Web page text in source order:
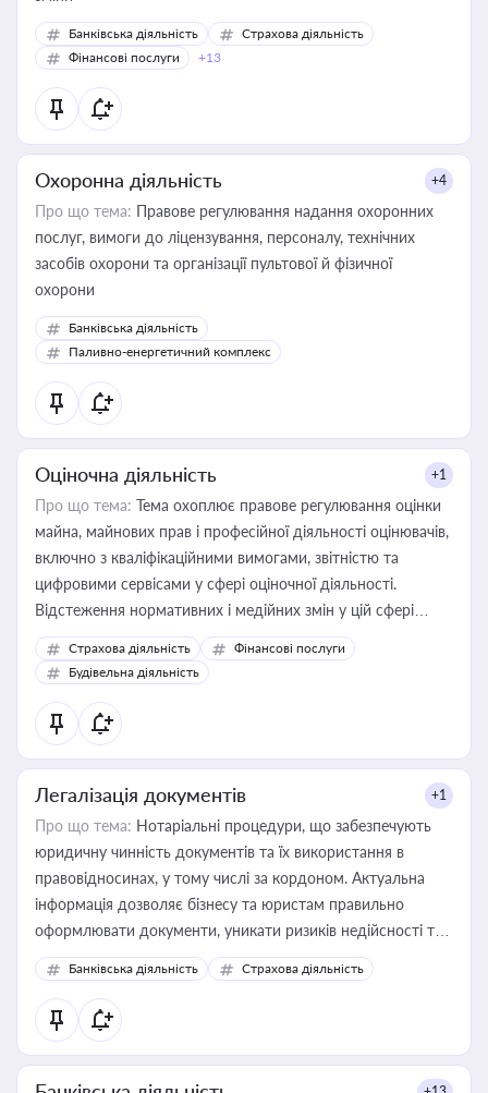
Банківська діяльність
Страхова діяльність
Фінансові послуги
+13
Охоронна діяльність +4
Про що тема: Правове регулювання надання охоронних
послуг, вимоги до ліцензування, персоналу, технічних
засобів охорони та організації пультової й фізичної
охорони
Банківська діяльність
Паливно-енергетичний комплекс
Оціночна діяльність +1
Про що тема: Тема охоплює правове регулювання оцінки
майна, майнових прав і професійної діяльності оцінювачів,
включно з кваліфікаційними вимогами, звітністю та
цифровими сервісами у сфері оціночної діяльності.
Відстеження нормативних і медійних змін у цій сфері
корисне для власника бізнесу, керівника, юриста або
бухгалтера під час оподаткування, приватизації, оренди
державного майна, корпоративних угод і перевірки
статусу суб'єктів оціночної діяльності
Страхова діяльність
Фінансові послуги
Будівельна діяльність
Легалізація документів +1
Про що тема: Нотаріальні процедури, що забезпечують
юридичну чинність документів та їх використання в
правовідносинах, у тому числі за кордоном. Актуальна
інформація дозволяє бізнесу та юристам правильно
оформлювати документи, уникати ризиків недійсності та
забезпечувати їх належне прийняття органами влади та
контрагентами
Банківська діяльність Страхова діяльність